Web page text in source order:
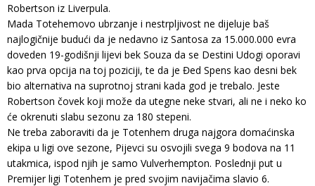
Robertson iz Liverpula.
Mada Totehemovo ubrzanje i nestrpljivost ne dijeluje baš
najlogičnije budući da je nedavno iz Santosa za 15.000.000 evra
doveden 19-godišnji lijevi bek Souza da se Destini Udogi oporavi
kao prva opcija na toj poziciji, te da je Đed Spens kao desni bek
bio alternativa na suprotnoj strani kada god je trebalo. Jeste
Robertson čovek koji može da utegne neke stvari, ali ne i neko ko
će okrenuti slabu sezonu za 180 stepeni.
Ne treba zaboraviti da je Totenhem druga najgora domaćinska
ekipa u ligi ove sezone, Pijevci su osvojili svega 9 bodova na 11
utakmica, ispod njih je samo Vulverhempton. Poslednji put u
Premijer ligi Totenhem je pred svojim navijačima slavio 6.